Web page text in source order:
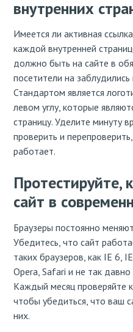
внутренних
Имеется ли активная
каждой внутренней
должно быть на сайте в
посетители на
Стандартом является
левом углу, которые
страницу. Уделите минуту
проверить и
работает.
Протестируйте,
сайт в
Браузеры постоянно
Убедитесь, что сайт
таких браузеров, как IE 6,
Opera, Safari и не так
Каждый месяц проверяйте
чтобы убедиться, что ваш
них.